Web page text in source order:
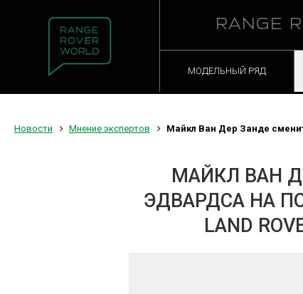
RANGE
МОДЕЛЬНЫЙ РЯД
Новости Мнение экспертов Майкл Ван Дер Занде
МАЙКЛ ВАН
ЭДВАРДСА НА
LAND